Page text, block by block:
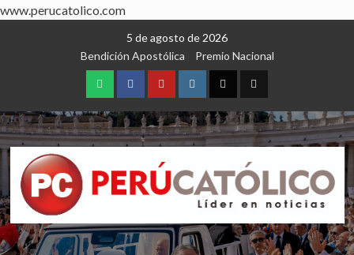
www.perucatolico.com
5 de agosto de 2026
Bendición Apostólica
Premio Nacional
WhatsAppFacebookYoutubeInstagram
X TikTok